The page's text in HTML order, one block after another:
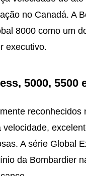
no Canadá. A
8000 como um
executivo.
5000, 5500
reconhecidos
velocidade,
A série Global
da Bombardier